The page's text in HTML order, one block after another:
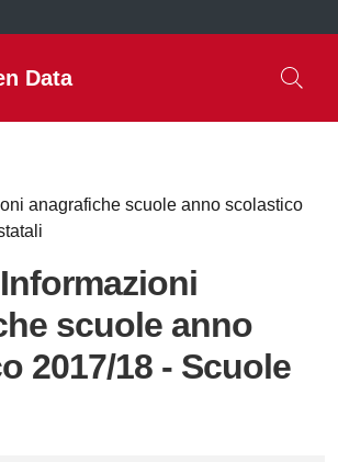
Data
anagrafiche scuole anno scolastico
scuole anno
2017/18 - Scuole